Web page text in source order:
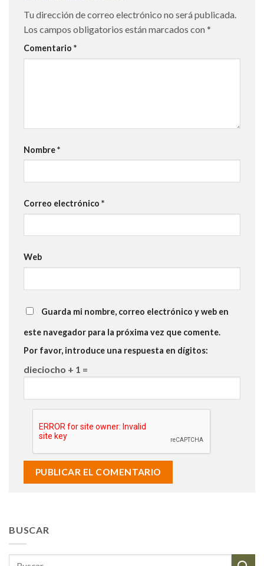
Tu dirección de correo electrónico no será publicada.
Los campos obligatorios están marcados con *
Comentario *
Nombre*
Correo electrónico *
Web
Guarda mi nombre, correo electrónico y web en
este navegador para la próxima vez que comente.
Por favor, introduce una respuesta en dígitos:
dieciocho + 1 =
BUSCAR